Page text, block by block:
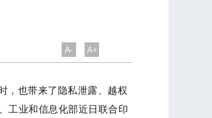
A- A+
，也带来了隐私泄露、越权
工业和信息化部近日联合印